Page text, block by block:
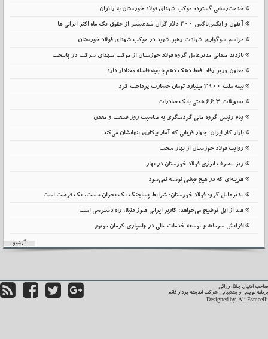
خدمت‌رسانی گسترده موکب شهدای فولاد خوزستان به زائران
آیفون و ایکس‌باکس ۲۰۰ دلار گران شد؛بیشتر از حقوق یک ماه اکثر ایرانی ها
مراسم سوگواری شهادت رهبر شهید در موکب شهدای فولاد خوزستان
بازدید میدانی مدیرعامل گروه فولاد خوزستان از موکب شهدای شرکت در پایتخت
معاون وزیر رفاه: فقط دهک دهم با بقیه فاصله معنادار دارد
بیمه ملت 3900 میلیارد تومان خسارت پرداخت کرد
تسهیلات 66.3 همتی بانک صادرات
پیام رئیس گروه مالی گردشگری به مناسبت روز صنعت و معدن
بازار کار ایران؛ چهار قربانی که آمار بیکاری پنهانشان می‌کند
روایت فولاد خوزستان از بهار سخت
ریز مصرف انرژی فولاد خوزستان در بهار
هزینه‌ای که در هیچ قبضی نوشته نمی‌شود
مدیرعامل گروه فولاد خوزستان: شرایط پساجنگ یک بحران نیست، یک فرصت است
هند از اپل توضیح می‌خواهد؛ کاربر ایرانی هنوز دنبال راه دسترسی است
افزایش سرمایه و توسعه خدمات مالی در واسپاری کرمان موتور
آرشیو
امتیاز: جلال رزاقی
نویسی و پشتیبانی: شرکت اندیشه پرداز قائم
Designed by: Ali